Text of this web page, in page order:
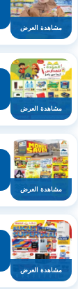
مشاهدة العرض
مشاهدة العرض
مشاهدة العرض
مشاهدة العرض